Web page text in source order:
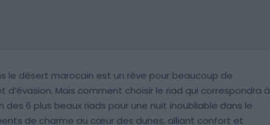
le désert marocain est un rêve pour beaucoup de
d’évasion. Mais comment choisir le riad qui correspondra à
6 plus beaux riads pour une nuit inoubliable dans le
de charme au cœur des dunes, alliant confort et